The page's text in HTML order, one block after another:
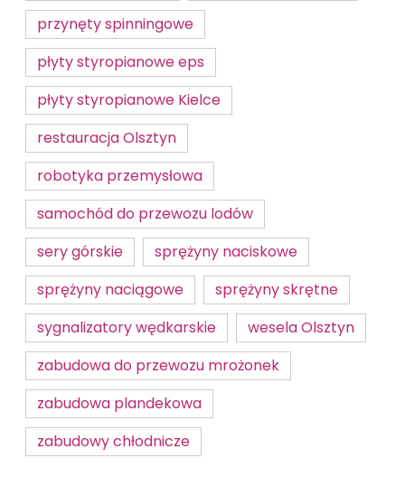
przynęty spinningowe
płyty styropianowe eps
płyty styropianowe Kielce
restauracja Olsztyn
robotyka przemysłowa
samochód do przewozu lodów
sery górskie
sprężyny naciskowe
sprężyny naciągowe
sprężyny skrętne
sygnalizatory wędkarskie
wesela Olsztyn
zabudowa do przewozu mrożonek
zabudowa plandekowa
zabudowy chłodnicze